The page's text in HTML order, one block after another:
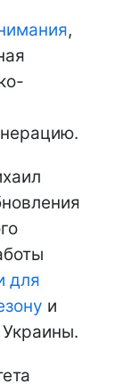
,
для
и
Украины.